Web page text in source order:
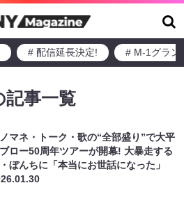
# 配信延長決定! # M-1グラン
記事一覧
マネ・トーク・歌の“全部盛り”で大平
ロー50周年ツアーが開幕! 大暴走する
ぼんちに「本当にお世話になった」